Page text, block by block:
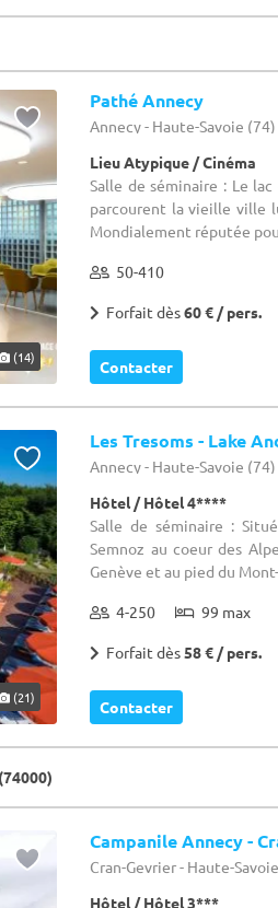
(14)
Pathé Annecy
Annecy - Haute-Savoie (74)
Lieu Atypique / Cinéma
Salle de séminaire : Le
parcourent la vieille ville
Mondialement réputée
50-410
Forfait dès60 € / pers.
Contacter
(21)
Les Tresoms - Lake
Annecy - Haute-Savoie (74)
Hôtel / Hôtel 4****
Salle de séminaire :
Semnoz au coeur des
Genève et au pied du
4-250 99 max
Forfait dès58 € / pers.
Contacter
Campanile Annecy -
Cran-Gevrier - Haute-
Hôtel / Hôtel 3***